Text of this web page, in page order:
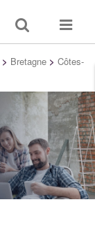
Toggle
search
Toggle
> Bretagne > Côtes-